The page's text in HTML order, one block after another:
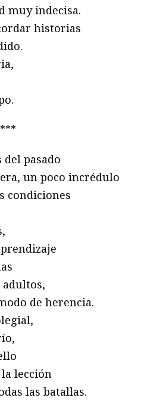
muy indecisa.
historias
***
del pasado
un poco incrédulo
condiciones
de herencia.
lección
las batallas.